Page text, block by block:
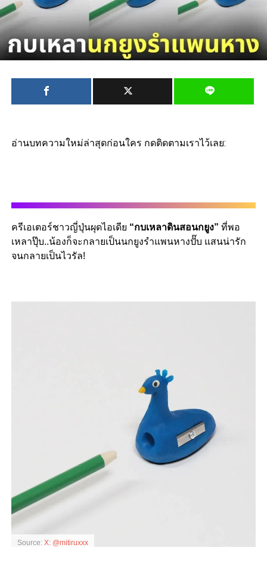
อ่านบทความใหม่ล่าสุดก่อนใคร กดติดตามเราไว้เลย:
ครีเอเตอร์ชาวญี่ปุ่นผุดไอเดีย “กบเหลาดินสอนกยูง” ที่พอ
เหลาปุ๊บ..น้องก็จะกลายเป็นนกยูงรำแพนหางปั๊บ แสนน่ารัก
จนกลายเป็นไวรัล!
Source: X: @mitiruxxx